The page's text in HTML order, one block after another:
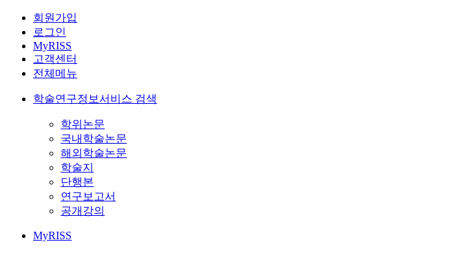
회원가입
로그인
MyRISS
고객센터
전체메뉴
학술연구정보서비스 검색
학위논문
국내학술논문
해외학술논문
학술지
단행본
연구보고서
공개강의
MyRISS